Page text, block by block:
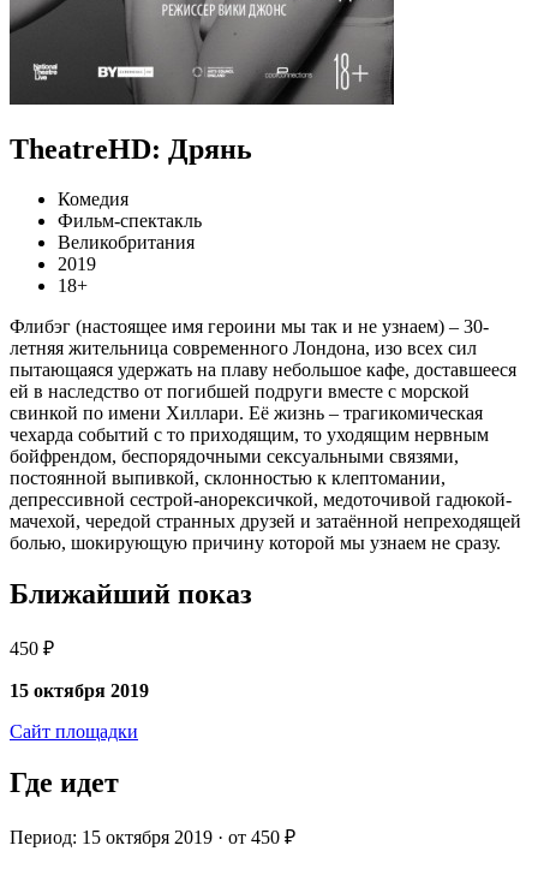
TheatreHD: Дрянь
Комедия
Фильм-спектакль
Великобритания
2019
18+
Флибэг (настоящее имя героини мы так и не узнаем) – 30-
летняя жительница современного Лондона, изо всех сил
пытающаяся удержать на плаву небольшое кафе, доставшееся
ей в наследство от погибшей подруги вместе с морской
свинкой по имени Хиллари. Её жизнь – трагикомическая
чехарда событий с то приходящим, то уходящим нервным
бойфрендом, беспорядочными сексуальными связями,
постоянной выпивкой, склонностью к клептомании,
депрессивной сестрой-анорексичкой, медоточивой гадюкой-
мачехой, чередой странных друзей и затаённой непреходящей
болью, шокирующую причину которой мы узнаем не сразу.
Ближайший показ
450 ₽
15 октября 2019
Сайт площадки
Где идет
Период: 15 октября 2019 · от 450 ₽